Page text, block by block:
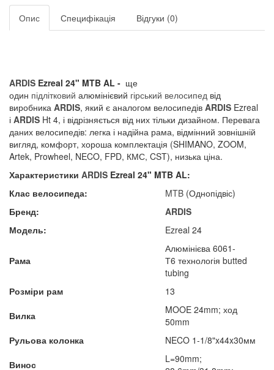
Опис Специфікація Відгуки (0)
ARDIS Ezreal 24" MTB AL - ще
один підлітковий алюмінієвий гірський велосипед від
виробника ARDIS, який є аналогом велосипедів ARDIS Ezreal
і ARDIS Ht 4, і відрізняється від них тільки дизайном. Перевага
даних велосипедів: легка і надійна рама, відмінний зовнішній
вигляд, комфорт, хороша комплектація (SHIMANO, ZOOM,
Artek, Prowheel, NECO, FPD, КМС, CST), низька ціна.
Характеристики ARDIS Ezreal 24" MTB AL:
Клас велосипеда:
MTB (Однопідвіс)
Бренд:
ARDIS
Модель:
Ezreal 24
Рама
Алюмінієва 6061-
Т6 технологія butted
tubing
Розміри рам
13
Вилка
MOOE 24mm; ход
50mm
Рульова колонка
NECO 1-1/8"x44x30мм
Винос
L=90mm;